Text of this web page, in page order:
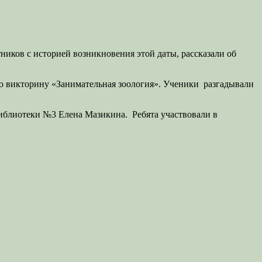
с историей возникновения этой даты, рассказали об
«Занимательная зоология». Ученики разгадывали
№3 Елена Мазикина. Ребята участвовали в